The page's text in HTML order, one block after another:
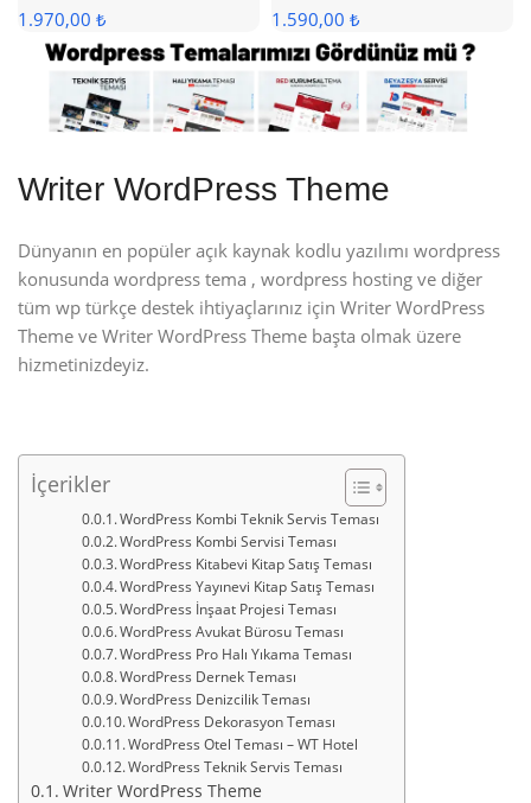
1.970,00 ₺ 1.590,00 ₺
Writer WordPress Theme
Dünyanın en popüler açık kaynak kodlu yazılımı wordpress
konusunda wordpress tema , wordpress hosting ve diğer
tüm wp türkçe destek ihtiyaçlarınız için Writer WordPress
Theme ve Writer WordPress Theme başta olmak üzere
hizmetinizdeyiz.
İçerikler
WordPress Kombi Teknik Servis Teması
WordPress Kombi Servisi Teması
WordPress Kitabevi Kitap Satış Teması
WordPress Yayınevi Kitap Satış Teması
WordPress İnşaat Projesi Teması
WordPress Avukat Bürosu Teması
WordPress Pro Halı Yıkama Teması
WordPress Dernek Teması
WordPress Denizcilik Teması
WordPress Dekorasyon Teması
WordPress Otel Teması – WT Hotel
WordPress Teknik Servis Teması
Writer WordPress Theme